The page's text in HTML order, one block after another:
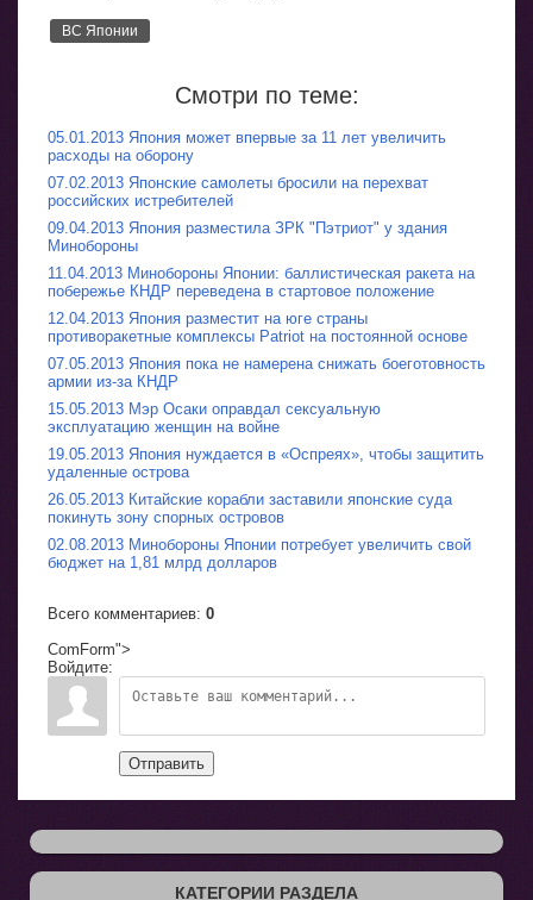
ВС Японии
Смотри по теме:
05.01.2013 Япония может впервые за 11 лет увеличить
расходы на оборону
07.02.2013 Японские самолеты бросили на перехват
российских истребителей
09.04.2013 Япония разместила ЗРК "Пэтриот" у здания
Минобороны
11.04.2013 Минобороны Японии: баллистическая ракета на
побережье КНДР переведена в стартовое положение
12.04.2013 Япония разместит на юге страны
противоракетные комплексы Patriot на постоянной основе
07.05.2013 Япония пока не намерена снижать боеготовность
армии из-за КНДР
15.05.2013 Мэр Осаки оправдал сексуальную
эксплуатацию женщин на войне
19.05.2013 Япония нуждается в «Оспреях», чтобы защитить
удаленные острова
26.05.2013 Китайские корабли заставили японские суда
покинуть зону спорных островов
02.08.2013 Минобороны Японии потребует увеличить свой
бюджет на 1,81 млрд долларов
Всего комментариев: 0
ComForm">
Войдите:
Отправить
КАТЕГОРИИ РАЗДЕЛА